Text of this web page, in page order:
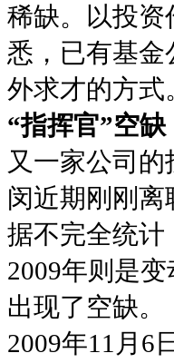
稀缺。以投资
悉，已有基金
外求才的方式
“指挥官”空缺
又一家公司
闵近期刚刚
据不完全统计
2009年则是
出现了空缺。
2009年11月6